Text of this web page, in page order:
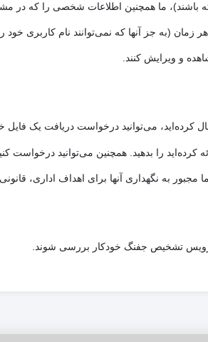
باشند)، ما همچنین اطلاعات شخصی را که در
(به جز آنها که نمی‌توانند نام کاربری خود را
و ویرایش کنند.
کرده‌اید، می‌توانید درخواست دریافت یک
کرده‌اید را بدهید. همچنین می‌توانید
به نگهداری آنها برای اهداف اداری، قانونی
تشخیص جفنگ خودکار بررسی شوند.